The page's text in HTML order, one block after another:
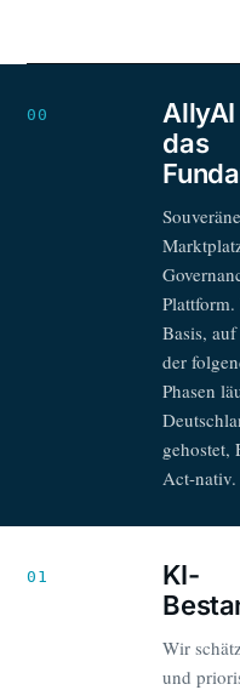
00
das
Basis,
der
Phasen
gehostet,
Act-nativ.
01
KI-
Wir
und